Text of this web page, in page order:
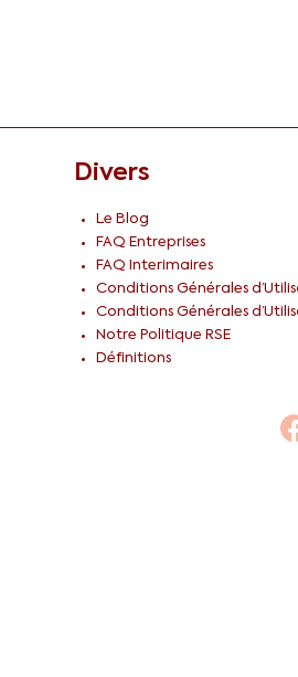
Divers
Le Blog
FAQ Entreprises
FAQ Interimaires
Conditions Générales
Conditions Générales
Notre Politique RSE
Définitions